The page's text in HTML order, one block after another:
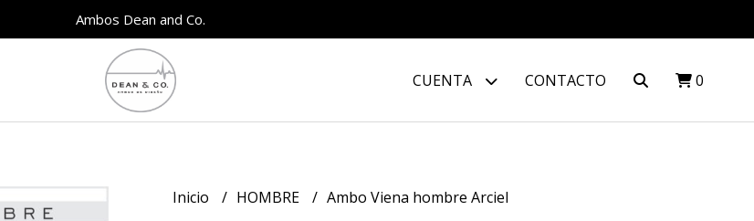
Ambos Dean and Co.
CUENTA CONTACTO 0
Inicio HOMBRE Ambo Viena hombre Arciel